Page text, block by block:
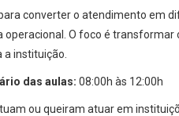
converter o atendimento em
operacional. O foco é
instituição.
das aulas: 08:00h às 12:00h
ou queiram atuar em